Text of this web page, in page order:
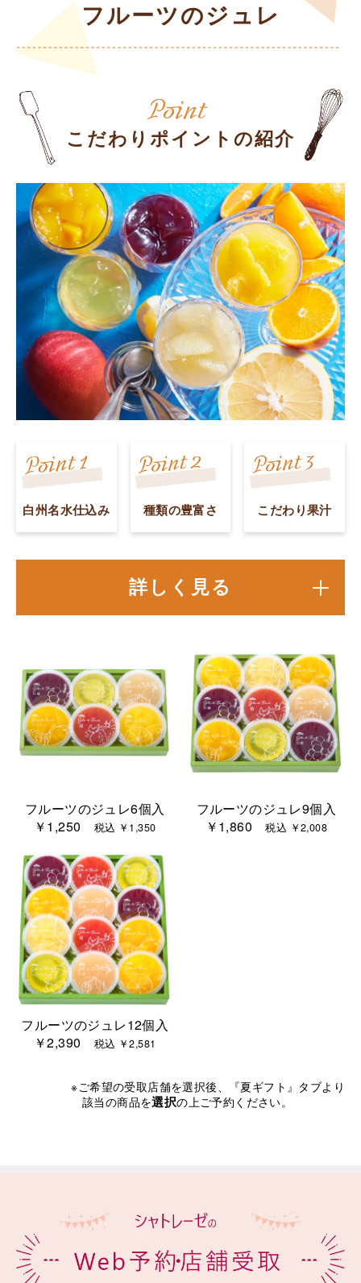
フルーツのジュレ
こだわりポイントの紹介
白州名水仕込み 種類の豊富さ こだわり果汁
詳しく見る
フルーツのジュレ6個入
￥1,250
税込 ￥1,350
フルーツのジュレ9個入
￥1,860税込 ￥2,008
フルーツのジュレ12個入
￥2,390
税込 ￥2,581
※ご希望の受取店舗を選択後、『夏ギフト』タブより
該当の商品を選択の上ご予約ください。